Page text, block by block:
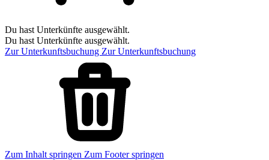
Du hast Unterkünfte ausgewählt.
Du hast Unterkünfte ausgewählt.
Zur Unterkunftsbuchung Zur Unterkunftsbuchung
Zum Inhalt springen Zum Footer springen